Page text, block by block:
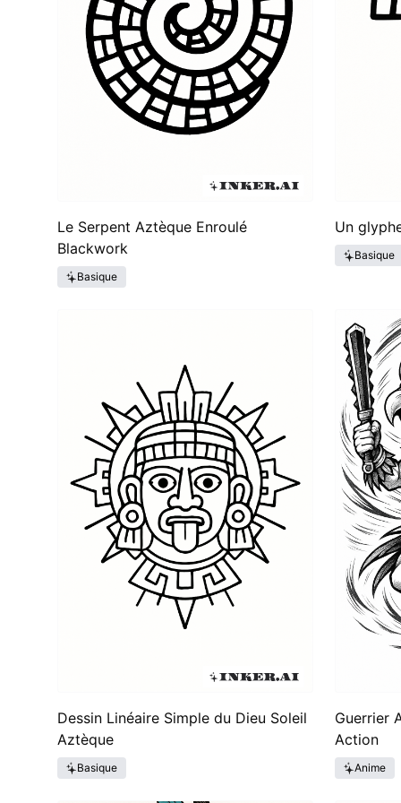
Le Serpent Aztèque Enroulé
Blackwork
Basique
Un
Basique
Dessin Linéaire Simple du Dieu Soleil
Aztèque
Basique
Guerrier
Action
Anime